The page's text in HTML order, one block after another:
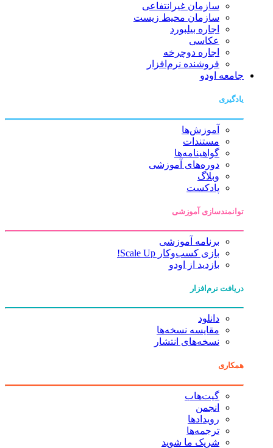
سازمان غیرانتفاعی
سازمان محیط زیست
اجاره بیلبورد
عکاسی
اجاره دوچرخه
فروشنده نرم‌افزار
جامعه اودو
یادگیری
آموزش‌ها
مستندات
گواهینامه‌ها
دوره‌های آموزشی
وبلاگ
پادکست
توانمندسازی آموزشی
برنامه آموزشی
بازی کسب‌وکار Scale Up!
بازدید از اودو
دریافت نرم‌افزار
دانلود
مقایسه نسخه‌ها
نسخه‌های انتشار
همکاری
گیت‌هاب
انجمن
رویدادها
ترجمه‌ها
شریک ما شوید